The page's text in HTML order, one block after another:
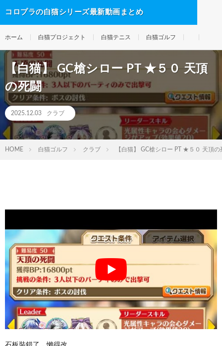
コロプラの白猫シリーズ最新動画まとめ
ホーム 白猫プロジェクト 白猫テニス 白猫ゴルフ
【白猫】 GC槍シロー PT ★５０ 天頂
の死闘
2025.12.03 クラブ
HOME 白猫ゴルフ クラブ 【白猫】 GC槍シロー PT ★５０ 天頂の